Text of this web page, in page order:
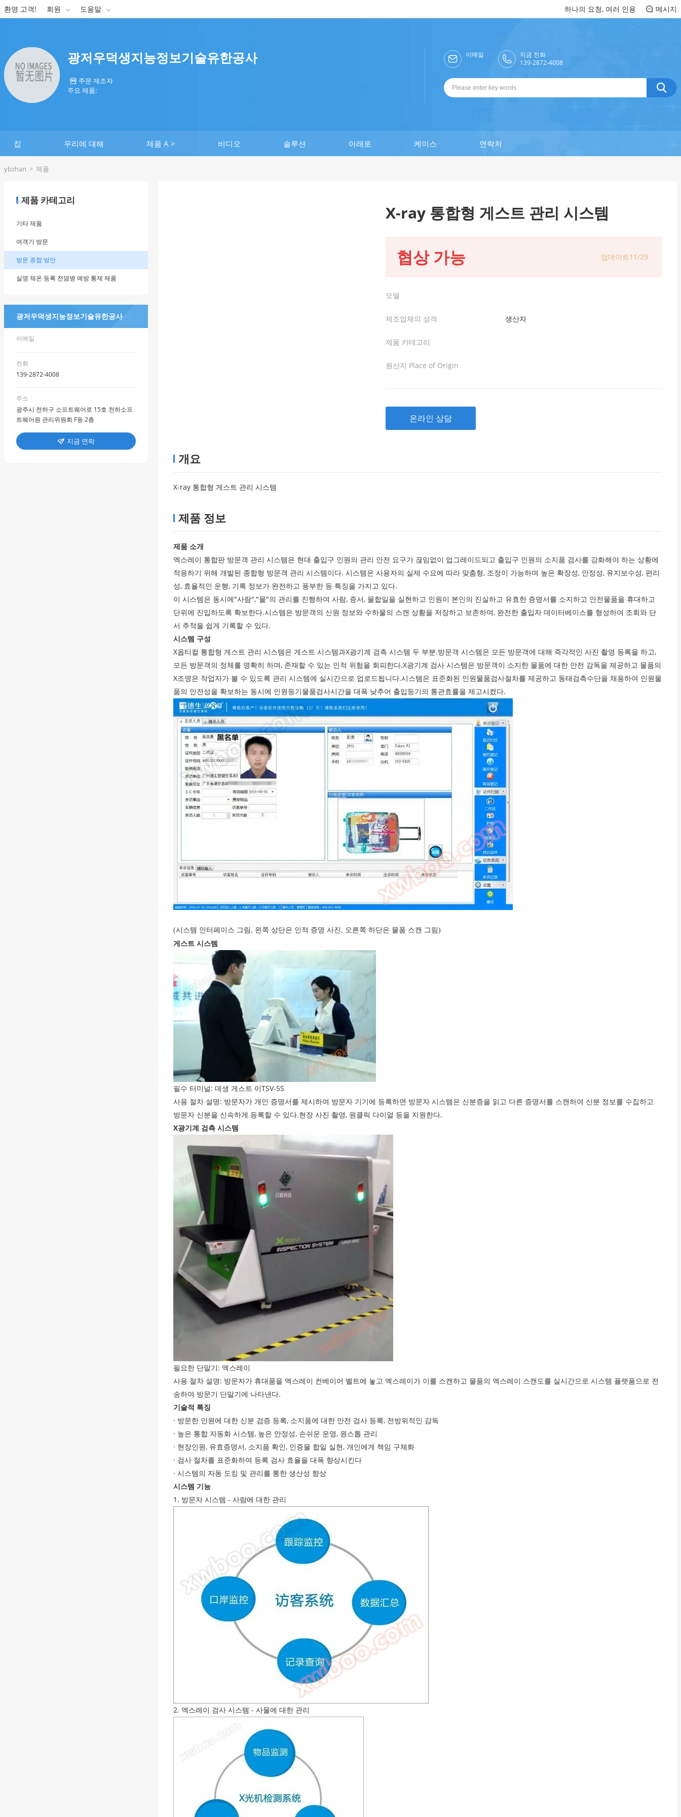
환영 고객! 회원  도움말  하나의 요청, 여러 인용  메시지
광저우덕생지능정보기술유한공사
 주문 제조자
주요 제품:
 이메일
지금 전화
139-2872-4008

집 우리에 대해 제품 A > 비디오 솔루션 아래로 케이스 연락처
ybzhan > 제품
제품 카테고리
기타 제품
여객기 방문
방문 종합 방안
실명 체온 등록 전염병 예방 통제 제품
광저우덕생지능정보기술유한공사
이메일
전화
139-2872-4008
주소
광주시 천하구 소프트웨어로 15호 천하소프
트웨어원 관리위원회 F동 2층
 지금 연락
X-ray 통합형 게스트 관리 시스템
협상 가능 업데이트11/29
모델
제조업체의 성격 생산자
제품 카테고리
원산지 Place of Origin
온라인 상담
개요
X-ray 통합형 게스트 관리 시스템
제품 정보
제품 소개
엑스레이 통합판 방문객 관리 시스템은 현대 출입구 인원의 관리 안전 요구가 끊임없이 업그레이드되고 출입구 인원의 소지품 검사를 강화해야 하는 상황에
적응하기 위해 개발된 종합형 방문객 관리 시스템이다. 시스템은 사용자의 실제 수요에 따라 맞춤형, 조정이 가능하며 높은 확장성, 안정성, 유지보수성, 편리
성, 효율적인 운행, 기록 정보가 완전하고 풍부한 등 특징을 가지고 있다.
이 시스템은 동시에"사람","물"의 관리를 진행하여 사람, 증서, 물합일을 실현하고 인원이 본인의 진실하고 유효한 증명서를 소지하고 안전물품을 휴대하고
단위에 진입하도록 확보한다.시스템은 방문객의 신원 정보와 수하물의 스캔 상황을 저장하고 보존하며, 완전한 출입자 데이터베이스를 형성하여 조회와 단
서 추적을 쉽게 기록할 수 있다.
시스템 구성
X옵티컬 통합형 게스트 관리 시스템은 게스트 시스템과X광기계 검측 시스템 두 부분.방문객 시스템은 모든 방문객에 대해 즉각적인 사진 촬영 등록을 하고,
모든 방문객의 정체를 명확히 하며, 존재할 수 있는 인적 위험을 회피한다.X광기계 검사 시스템은 방문객이 소지한 물품에 대한 안전 감독을 제공하고 물품의
X조명은 작업자가 볼 수 있도록 관리 시스템에 실시간으로 업로드됩니다.시스템은 표준화된 인원물품검사절차를 제공하고 동태검측수단을 채용하여 인원물
품의 안전성을 확보하는 동시에 인원등기물품검사시간을 대폭 낮추어 출입등기의 통관효률을 제고시켰다.
(시스템 인터페이스 그림, 왼쪽 상단은 인적 증명 사진, 오른쪽 하단은 물품 스캔 그림)
게스트 시스템
필수 터미널: 데생 게스트 이TSV-5S
사용 절차 설명: 방문자가 개인 증명서를 제시하여 방문자 기기에 등록하면 방문자 시스템은 신분증을 읽고 다른 증명서를 스캔하여 신분 정보를 수집하고
방문자 신분을 신속하게 등록할 수 있다.현장 사진 촬영, 원클릭 다이얼 등을 지원한다.
X광기계 검측 시스템
필요한 단말기: 엑스레이
사용 절차 설명: 방문자가 휴대품을 엑스레이 컨베이어 벨트에 놓고 엑스레이가 이를 스캔하고 물품의 엑스레이 스캔도를 실시간으로 시스템 플랫폼으로 전
송하여 방문기 단말기에 나타낸다.
기술적 특징
· 방문한 인원에 대한 신분 검증 등록, 소지품에 대한 안전 검사 등록, 전방위적인 감독
· 높은 통합 자동화 시스템, 높은 안정성, 손쉬운 운영, 원스톱 관리
· 현장인원, 유효증명서, 소지품 확인, 인증물 합일 실현, 개인에게 책임 구체화
· 검사 절차를 표준화하여 등록 검사 효율을 대폭 향상시킨다
· 시스템의 자동 도킹 및 관리를 통한 생산성 향상
시스템 기능
1. 방문자 시스템 - 사람에 대한 관리
2. 엑스레이 검사 시스템 - 사물에 대한 관리